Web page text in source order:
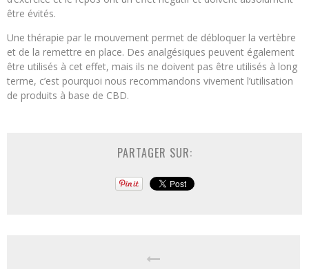
être évités.
Une thérapie par le mouvement permet de débloquer la vertèbre
et de la remettre en place. Des analgésiques peuvent également
être utilisés à cet effet, mais ils ne doivent pas être utilisés à long
terme, c’est pourquoi nous recommandons vivement l’utilisation
de produits à base de CBD.
PARTAGER SUR: